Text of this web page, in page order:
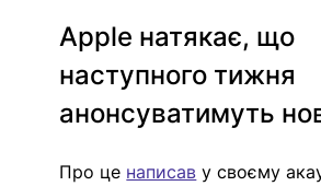
Apple натякає, що
наступного тижня
анонсуватимуть
Про це написав у своєму